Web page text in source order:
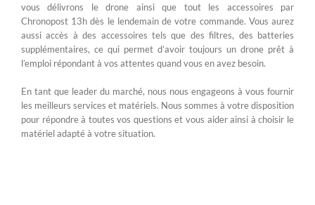
vous délivrons le drone ainsi que tout les accessoires par
Chronopost 13h dès le lendemain de votre commande. Vous aurez
aussi accès à des accessoires tels que des filtres, des batteries
supplémentaires, ce qui permet d’avoir toujours un drone prêt à
l’emploi répondant à vos attentes quand vous en avez besoin.
En tant que leader du marché, nous nous engageons à vous fournir
les meilleurs services et matériels. Nous sommes à votre disposition
pour répondre à toutes vos questions et vous aider ainsi à choisir le
matériel adapté à votre situation.